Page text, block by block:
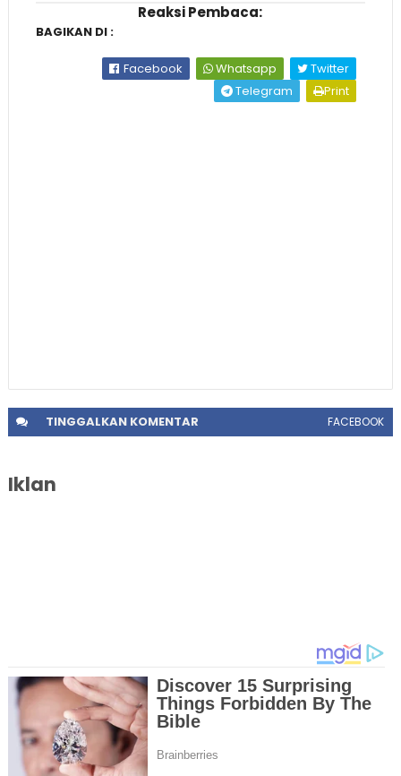
Reaksi Pembaca:
BAGIKAN DI :
Facebook Whatsapp
Twitter
Telegram
Print
TINGGALKANKOMENTAR FACEBOOK
Iklan